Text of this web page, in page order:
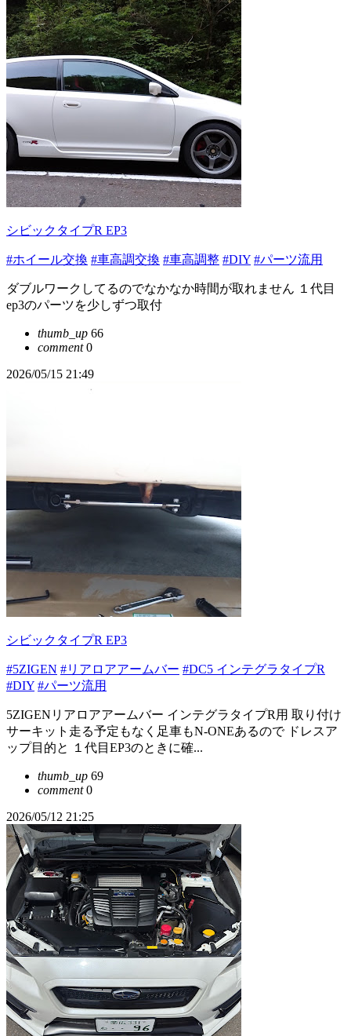
シビックタイプR EP3
#ホイール交換 #車高調交換 #車高調整 #DIY #パーツ流用
ダブルワークしてるのでなかなか時間が取れません １代目
ep3のパーツを少しずつ取付
thumb_up 66
comment0
2026/05/15 21:49
シビックタイプR EP3
#5ZIGEN #リアロアアームバー #DC5 インテグラタイプR
#DIY #パーツ流用
5ZIGENリアロアアームバー インテグラタイプR用 取り付け
サーキット走る予定もなく足車もN-ONEあるので ドレスア
ップ目的と １代目EP3のときに確...
thumb_up 69
comment0
2026/05/12 21:25